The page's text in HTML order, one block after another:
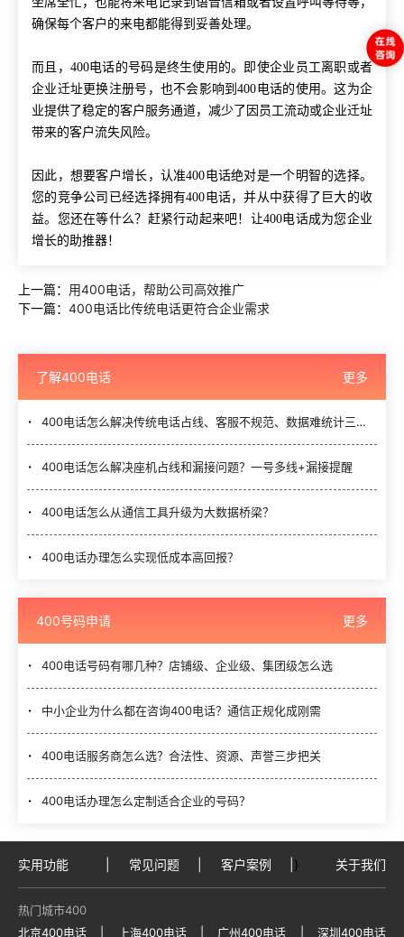
确保每个客户的来电都能得到妥善处理。
而且， 400电话的号码是终生使用的。即使企业员工离职或者
企业迁址更换注册号，也不会影响到400电话的使用。这为企
业提供了稳定的客户服务通道，减少了因员工流动或企业迁址
带来的客户流失风险。
因此，想要客户增长，认准400电话绝对是一个明智的选择。
您的竞争公司已经选择拥有400电话，并从中获得了巨大的收
益。您还在等什么？赶紧行动起来吧！让400电话成为您企业
增长的助推器！
上一篇： 用400电话，帮助公司高效推广
下一篇： 400电话比传统电话更符合企业需求
了解400电话 更多
400电话怎么解决传统电话占线、客服不规范、数据难统计三大难题？
400电话怎么解决座机占线和漏接问题？一号多线+漏接提醒
400电话怎么从通信工具升级为大数据桥梁？
400电话办理怎么实现低成本高回报？
400号码申请 更多
400电话号码有哪几种？店铺级、企业级、集团级怎么选
中小企业为什么都在咨询400电话？通信正规化成刚需
400电话服务商怎么选？合法性、资源、声誉三步把关
400电话办理怎么定制适合企业的号码？
实用功能 常见问题 客户案例 } 关于我们
热门城市400
北京400电话
上海400电话 广州400电话 深圳400电话